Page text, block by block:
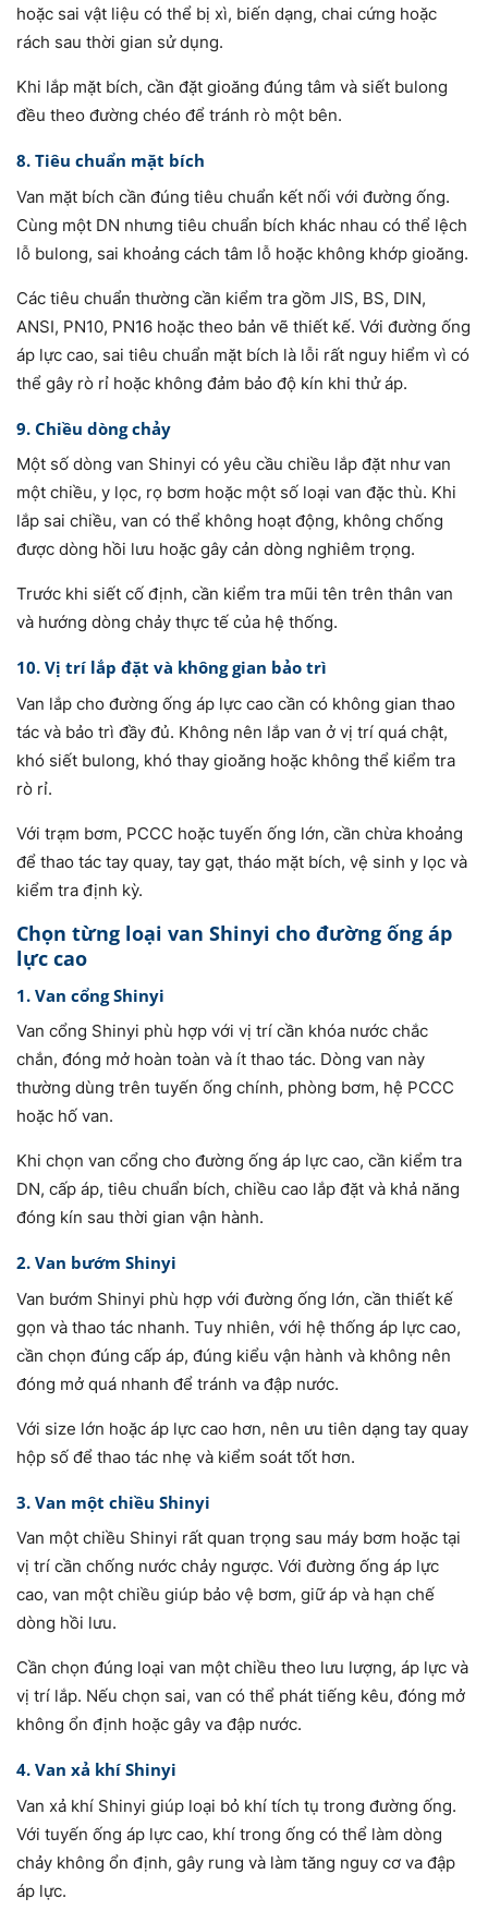
hoặc sai vật liệu có thể bị xì, biến dạng, chai cứng hoặc
rách sau thời gian sử dụng.
Khi lắp mặt bích, cần đặt gioăng đúng tâm và siết bulong
đều theo đường chéo để tránh rò một bên.
8. Tiêu chuẩn mặt bích
Van mặt bích cần đúng tiêu chuẩn kết nối với đường ống.
Cùng một DN nhưng tiêu chuẩn bích khác nhau có thể lệch
lỗ bulong, sai khoảng cách tâm lỗ hoặc không khớp gioăng.
Các tiêu chuẩn thường cần kiểm tra gồm JIS, BS, DIN,
ANSI, PN10, PN16 hoặc theo bản vẽ thiết kế. Với đường ống
áp lực cao, sai tiêu chuẩn mặt bích là lỗi rất nguy hiểm vì có
thể gây rò rỉ hoặc không đảm bảo độ kín khi thử áp.
9. Chiều dòng chảy
Một số dòng van Shinyi có yêu cầu chiều lắp đặt như van
một chiều, y lọc, rọ bơm hoặc một số loại van đặc thù. Khi
lắp sai chiều, van có thể không hoạt động, không chống
được dòng hồi lưu hoặc gây cản dòng nghiêm trọng.
Trước khi siết cố định, cần kiểm tra mũi tên trên thân van
và hướng dòng chảy thực tế của hệ thống.
10. Vị trí lắp đặt và không gian bảo trì
Van lắp cho đường ống áp lực cao cần có không gian thao
tác và bảo trì đầy đủ. Không nên lắp van ở vị trí quá chật,
khó siết bulong, khó thay gioăng hoặc không thể kiểm tra
rò rỉ.
Với trạm bơm, PCCC hoặc tuyến ống lớn, cần chừa khoảng
để thao tác tay quay, tay gạt, tháo mặt bích, vệ sinh y lọc và
kiểm tra định kỳ.
Chọn từng loại van Shinyi cho đường ống áp
lực cao
1. Van cổng Shinyi
Van cổng Shinyi phù hợp với vị trí cần khóa nước chắc
chắn, đóng mở hoàn toàn và ít thao tác. Dòng van này
thường dùng trên tuyến ống chính, phòng bơm, hệ PCCC
hoặc hố van.
Khi chọn van cổng cho đường ống áp lực cao, cần kiểm tra
DN, cấp áp, tiêu chuẩn bích, chiều cao lắp đặt và khả năng
đóng kín sau thời gian vận hành.
2. Van bướm Shinyi
Van bướm Shinyi phù hợp với đường ống lớn, cần thiết kế
gọn và thao tác nhanh. Tuy nhiên, với hệ thống áp lực cao,
cần chọn đúng cấp áp, đúng kiểu vận hành và không nên
đóng mở quá nhanh để tránh va đập nước.
Với size lớn hoặc áp lực cao hơn, nên ưu tiên dạng tay quay
hộp số để thao tác nhẹ và kiểm soát tốt hơn.
3. Van một chiều Shinyi
Van một chiều Shinyi rất quan trọng sau máy bơm hoặc tại
vị trí cần chống nước chảy ngược. Với đường ống áp lực
cao, van một chiều giúp bảo vệ bơm, giữ áp và hạn chế
dòng hồi lưu.
Cần chọn đúng loại van một chiều theo lưu lượng, áp lực và
vị trí lắp. Nếu chọn sai, van có thể phát tiếng kêu, đóng mở
không ổn định hoặc gây va đập nước.
4. Van xả khí Shinyi
Van xả khí Shinyi giúp loại bỏ khí tích tụ trong đường ống.
Với tuyến ống áp lực cao, khí trong ống có thể làm dòng
chảy không ổn định, gây rung và làm tăng nguy cơ va đập
áp lực.